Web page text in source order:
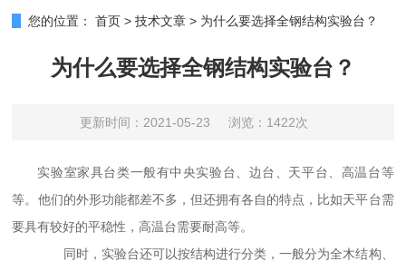
您的位置： 首页 >技术文章 > 为什么要选择全钢结构实验台？
为什么要选择全钢结构实验台？
更新时间：2021-05-23 浏览：1422次
实验室家具台类一般有中央实验台、边台、天平台、高温台等
等。他们的外形功能都差不多，但还拥有各自的特点，比如天平台需
要具有较好的平稳性，高温台需要耐高等。
同时，实验台还可以按结构进行分类，一般分为全木结构、